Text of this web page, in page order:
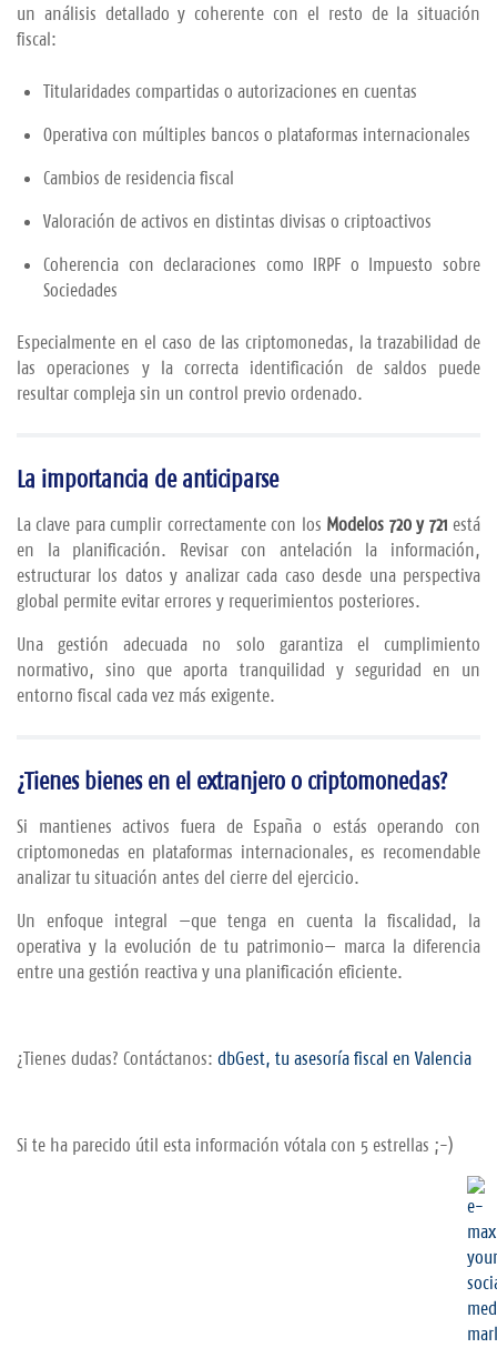
un análisis detalladoy coherente con el resto de lasituación
fiscal:
Titularidades compartidas o autorizaciones en cuentas
Operativa con múltiples bancos o plataformas internacionales
Cambios de residencia fiscal
Valoración de activos en distintas divisas o criptoactivos
Coherencia con declaraciones como IRPF o Impuestosobre
Sociedades
Especialmente en el caso de las criptomonedas, la trazabilidad de
lasoperaciones y la correcta identificación de saldos puede
resultar compleja sin un control previo ordenado.
La importancia deanticiparse
La clave para cumplir correctamente con los Modelos 720y 721 está
en la planificación. Revisar con antelación la información,
estructurar los datosy analizar cada caso desde una perspectiva
global permite evitar errores y requerimientos posteriores.
Una gestiónadecuada no solo garantiza el cumplimiento
normativo,sino queaporta tranquilidad y seguridad en un
entorno fiscal cada vez más exigente.
¿Tienesbienesen el extranjeroo criptomonedas?
Si mantienesactivosfuera de Españao estásoperando con
criptomonedas en plataformas internacionales, es recomendable
analizar tu situación antes del cierre del ejercicio.
Un enfoque integral —que tenga en cuenta la fiscalidad, la
operativa y la evolución de tu patrimonio— marca la diferencia
entre una gestión reactiva y una planificación eficiente.
¿Tienes dudas? Contáctanos: dbGest, tu asesoría fiscal en Valencia
Si te ha parecido útil esta información vótala con 5 estrellas ;-)